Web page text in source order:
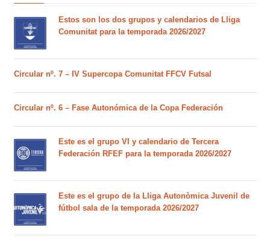
Estos son los dos grupos y calendarios de Lliga
Comunitat para la temporada 2026/2027
Circular nº. 7 – IV Supercopa Comunitat FFCV Futsal
Circular nº. 6 – Fase Autonómica de la Copa Federación
Este es el grupo VI y calendario de Tercera
Federación RFEF para la temporada 2026/2027
Este es el grupo de la Lliga Autonòmica Juvenil de
fútbol sala de la temporada 2026/2027